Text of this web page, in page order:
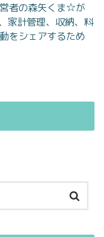
者の森矢くま☆が
家計管理、収納、料
をシェアするため